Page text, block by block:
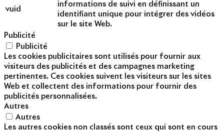
vuid
informations de suivi en définissant un
identifiant unique pour intégrer des vidéos
sur le site Web.
Publicité
Publicité
Les cookies publicitaires sont utilisés pour fournir aux
visiteurs des publicités et des campagnes marketing
pertinentes. Ces cookies suivent les visiteurs sur les sites
Web et collectent des informations pour fournir des
publicités personnalisées.
Autres
Autres
Les autres cookies non classés sont ceux qui sont en cours